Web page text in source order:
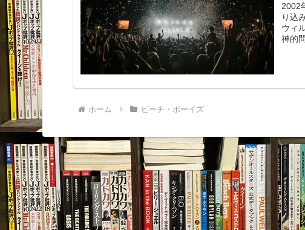
2002年2
り込み参戦 数ヶ月前から行こう
ウィ
神的
ホーム ビーチ・ボーイズ